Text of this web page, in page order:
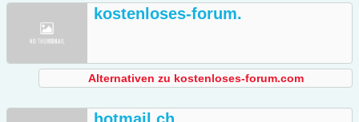
kostenloses-forum.
Alternativen zu kostenloses-forum.com